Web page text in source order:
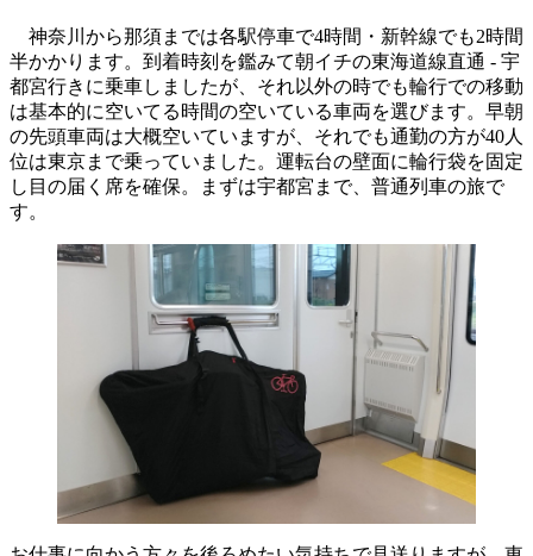
神奈川から那須までは各駅停車で4時間・新幹線でも2時間
半かかります。到着時刻を鑑みて朝イチの東海道線直通 - 宇
都宮行きに乗車しましたが、それ以外の時でも輪行での移動
は基本的に空いてる時間の空いている車両を選びます。早朝
の先頭車両は大概空いていますが、それでも通勤の方が40人
位は東京まで乗っていました。運転台の壁面に輪行袋を固定
し目の届く席を確保。まずは宇都宮まで、普通列車の旅で
す。